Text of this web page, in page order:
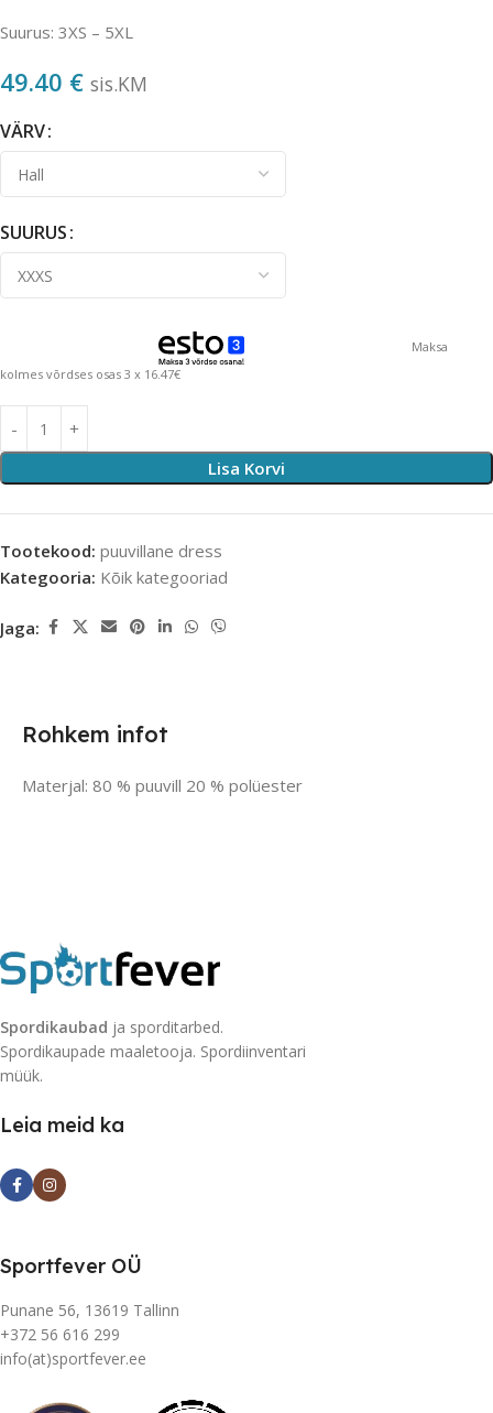
Suurus: 3XS – 5XL
49.40 € sis.KM
VÄRV
SUURUS
Maksa
kolmes võrdses osas 3 x 16.47€
Lisa Korvi
Tootekood: puuvillane dress
Kategooria: Kõik kategooriad
Jaga:
Rohkem infot
Materjal: 80 % puuvill 20 % polüester
Spordikaubad ja sporditarbed.
Spordikaupade maaletooja. Spordiinventari
müük.
Leia meid ka
Sportfever OÜ
Punane 56, 13619 Tallinn
+372 56 616 299
info(at)sportfever.ee